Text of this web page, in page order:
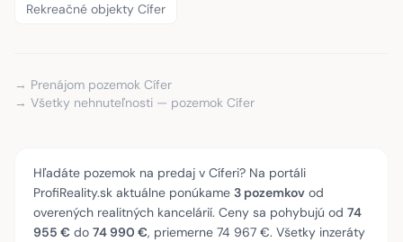
Rekreačné objekty Cífer
→ Prenájom pozemok Cífer
→ Všetky nehnuteľnosti — pozemok Cífer
Hľadáte pozemok na predaj v Cíferi? Na portáli
ProfiReality.sk aktuálne ponúkame 3 pozemkov od
overených realitných kancelárií. Ceny sa pohybujú od 74
955 € do 74 990 €, priemerne 74 967 €. Všetky inzeráty